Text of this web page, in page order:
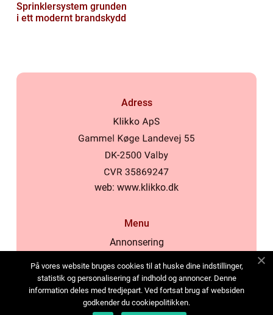
Sprinklersystem grunden
i ett modernt brandskydd
Adress
web: www.klikko.dk
Menu
Annonsering
Cookies
Kontakta oss
Sitemap
På vores website bruges cookies til at huske dine indstillinger,
statistik og personalisering af indhold og annoncer. Denne
information deles med tredjepart. Ved fortsat brug af websiden
godkender du cookiepolitikken.